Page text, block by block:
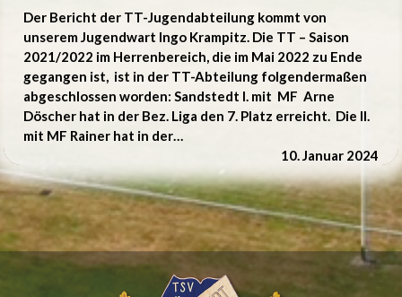
Der Bericht der TT-Jugendabteilung kommt von
unserem Jugendwart Ingo Krampitz. Die TT – Saison
2021/2022 im Herrenbereich, die im Mai 2022 zu Ende
gegangen ist, ist in der TT-Abteilung folgendermaßen
abgeschlossen worden: Sandstedt I. mit MF Arne
Döscher hat in der Bez. Liga den 7. Platz erreicht. Die II.
mit MF Rainer hat in der…
10. Januar 2024